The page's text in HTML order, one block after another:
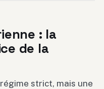
: la
de la
strict, mais une